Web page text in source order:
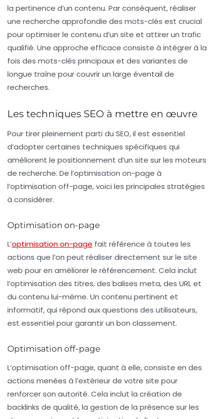
la pertinence d’un contenu. Par conséquent, réaliser
une recherche approfondie des mots-clés est crucial
pour optimiser le contenu d’un site et attirer un trafic
qualifié. Une approche efficace consiste à intégrer à la
fois des mots-clés principaux et des variantes de
longue traîne pour couvrir un large éventail de
recherches.
Les techniques SEO à mettre en œuvre
Pour tirer pleinement parti du SEO, il est essentiel
d’adopter certaines techniques spécifiques qui
améliorent le positionnement d’un site sur les moteurs
de recherche. De l’optimisation on-page à
l’optimisation off-page, voici les principales stratégies
à considérer.
Optimisation on-page
L’optimisation on-page fait référence à toutes les
actions que l’on peut réaliser directement sur le site
web pour en améliorer le référencement. Cela inclut
l’optimisation des titres, des balises meta, des URL et
du contenu lui-même. Un contenu pertinent et
informatif, qui répond aux questions des utilisateurs,
est essentiel pour garantir un bon classement.
Optimisation off-page
L’optimisation off-page, quant à elle, consiste en des
actions menées à l’extérieur de votre site pour
renforcer son autorité. Cela inclut la création de
backlinks de qualité, la gestion de la présence sur les